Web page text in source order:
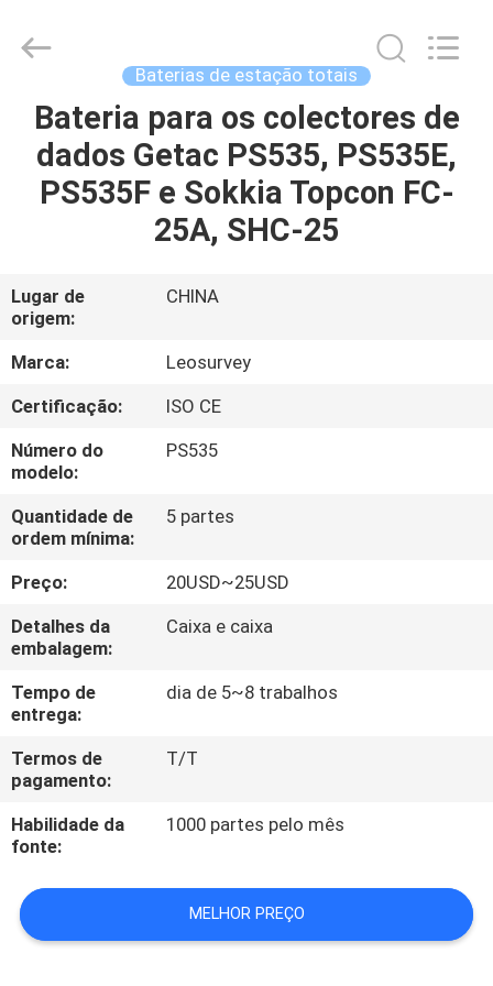
CASA
PRODUTOS
NÓS
EXCURSÃO
DA
FÁBRICA
CONTROLE
DA
QUALIDADE
CONTACTE-
NOS
PEÇA
UMAS
CITAÇÕES
MAPA
DO
Survey
Instrument
Reserved.
Baterias de estação totais
Bateria para os colectores de
dados Getac PS535, PS535E,
PS535F e Sokkia Topcon FC-
25A, SHC-25
Lugar de
origem:
CHINA
Marca:
Leosurvey
Certificação:
ISO CE
Número do
modelo:
PS535
Quantidade de
ordem mínima:
5 partes
Preço:
20USD~25USD
Detalhes da
embalagem:
Caixa e caixa
Tempo de
entrega:
dia de 5~8 trabalhos
Termos de
pagamento:
T/T
Habilidade da
fonte:
1000 partes pelo mês
MELHOR PREÇO